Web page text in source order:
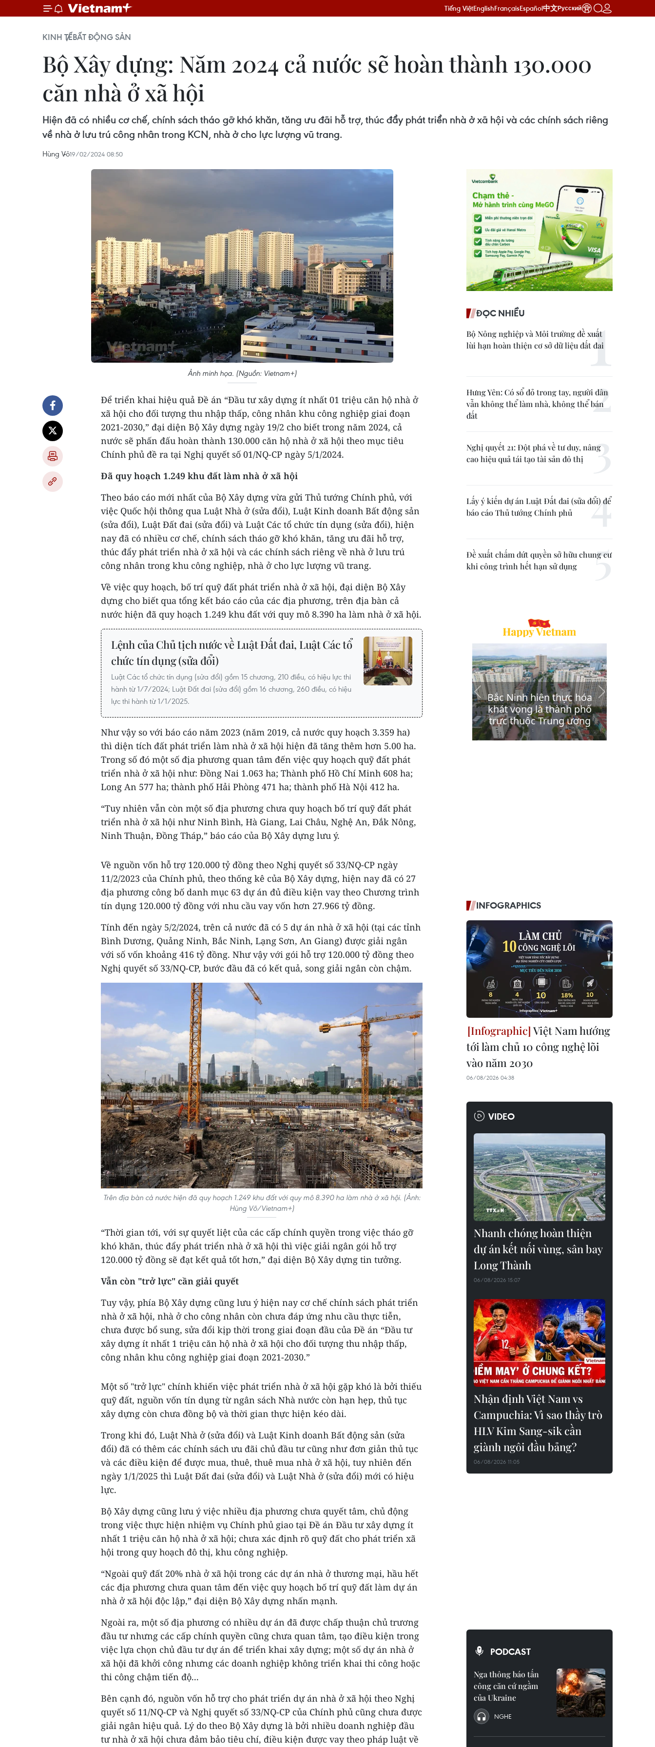
Tiếng ViệtEnglishFrançaisEspañol中文Русский
KINH TẾBẤT ĐỘNG SẢN
Bộ Xây dựng: Năm 2024 cả nước sẽ hoàn thành 130.000
căn nhà ở xã hội
Hiện đã có nhiều cơ chế, chính sách tháo gỡ khó khăn, tăng ưu đãi hỗ trợ, thúc đẩy phát triển nhà ở xã hội và các chính sách riêng
về nhà ở lưu trú công nhân trong KCN, nhà ở cho lực lượng vũ trang.
Hùng Võ19/02/2024 08:50
Ảnh minh họa. (Nguồn: Vietnam+)
Để triển khai hiệu quả Đề án “Đầu tư xây dựng ít nhất 01 triệu căn hộ nhà ở
xã hội cho đối tượng thu nhập thấp, công nhân khu công nghiệp giai đoạn
2021-2030,” đại diện Bộ Xây dựng ngày 19/2 cho biết trong năm 2024, cả
nước sẽ phấn đấu hoàn thành 130.000 căn hộ nhà ở xã hội theo mục tiêu
Chính phủ đề ra tại Nghị quyết số 01/NQ-CP ngày 5/1/2024.
Đã quy hoạch 1.249 khu đất làm nhà ở xã hội
Theo báo cáo mới nhất của Bộ Xây dựng vừa gửi Thủ tướng Chính phủ, với
việc Quốc hội thông qua Luật Nhà ở (sửa đổi), Luật Kinh doanh Bất động sản
(sửa đổi), Luật Đất đai (sửa đổi) và Luật Các tổ chức tín dụng (sửa đổi), hiện
nay đã có nhiều cơ chế, chính sách tháo gỡ khó khăn, tăng ưu đãi hỗ trợ,
thúc đẩy phát triển nhà ở xã hội và các chính sách riêng về nhà ở lưu trú
công nhân trong khu công nghiệp, nhà ở cho lực lượng vũ trang.
Về việc quy hoạch, bố trí quỹ đất phát triển nhà ở xã hội, đại diện Bộ Xây
dựng cho biết qua tổng kết báo cáo của các địa phương, trên địa bàn cả
nước hiện đã quy hoạch 1.249 khu đất với quy mô 8.390 ha làm nhà ở xã hội.
Lệnh của Chủ tịch nước về Luật Đất đai, Luật Các tổ
chức tín dụng (sửa đổi)
Luật Các tổ chức tín dụng (sửa đổi) gồm 15 chương, 210 điều, có hiệu lực thi
hành từ 1/7/2024; Luật Đất đai (sửa đổi) gồm 16 chương, 260 điều, có hiệu
lực thi hành từ 1/1/2025.
Như vậy so với báo cáo năm 2023 (năm 2019, cả nước quy hoạch 3.359 ha)
thì diện tích đất phát triển làm nhà ở xã hội hiện đã tăng thêm hơn 5.00 ha.
Trong số đó một số địa phương quan tâm đến việc quy hoạch quỹ đất phát
triển nhà ở xã hội như: Đồng Nai 1.063 ha; Thành phố Hồ Chí Minh 608 ha;
Long An 577 ha; thành phố Hải Phòng 471 ha; thành phố Hà Nội 412 ha.
“Tuy nhiên vẫn còn một số địa phương chưa quy hoạch bố trí quỹ đất phát
triển nhà ở xã hội như Ninh Bình, Hà Giang, Lai Châu, Nghệ An, Đắk Nông,
Ninh Thuận, Đồng Tháp,” báo cáo của Bộ Xây dựng lưu ý.
Về nguồn vốn hỗ trợ 120.000 tỷ đồng theo Nghị quyết số 33/NQ-CP ngày
11/2/2023 của Chính phủ, theo thống kê của Bộ Xây dựng, hiện nay đã có 27
địa phương công bố danh mục 63 dự án đủ điều kiện vay theo Chương trình
tín dụng 120.000 tỷ đồng với nhu cầu vay vốn hơn 27.966 tỷ đồng.
Tính đến ngày 5/2/2024, trên cả nước đã có 5 dự án nhà ở xã hội (tại các tỉnh
Bình Dương, Quảng Ninh, Bắc Ninh, Lạng Sơn, An Giang) được giải ngân
với số vốn khoảng 416 tỷ đồng. Như vậy với gói hỗ trợ 120.000 tỷ đồng theo
Nghị quyết số 33/NQ-CP, bước đầu đã có kết quả, song giải ngân còn chậm.
Trên địa bàn cả nước hiện đã quy hoạch 1.249 khu đất với quy mô 8.390 ha làm nhà ở xã hội. (Ảnh:
Hùng Võ/Vietnam+)
“Thời gian tới, với sự quyết liệt của các cấp chính quyền trong việc tháo gỡ
khó khăn, thúc đẩy phát triển nhà ở xã hội thì việc giải ngân gói hỗ trợ
120.000 tỷ đồng sẽ đạt kết quả tốt hơn,” đại diện Bộ Xây dựng tin tưởng.
Vẫn còn "trở lực" cần giải quyết
Tuy vậy, phía Bộ Xây dựng cũng lưu ý hiện nay cơ chế chính sách phát triển
nhà ở xã hội, nhà ở cho công nhân còn chưa đáp ứng nhu cầu thực tiễn,
chưa được bổ sung, sửa đổi kịp thời trong giai đoạn đầu của Đề án “Đầu tư
xây dựng ít nhất 1 triệu căn hộ nhà ở xã hội cho đối tượng thu nhập thấp,
công nhân khu công nghiệp giai đoạn 2021-2030.”
Một số "trở lực" chính khiến việc phát triển nhà ở xã hội gặp khó là bởi thiếu
quỹ đất, nguồn vốn tín dụng từ ngân sách Nhà nước còn hạn hẹp, thủ tục
xây dựng còn chưa đồng bộ và thời gian thực hiện kéo dài.
Trong khi đó, Luật Nhà ở (sửa đổi) và Luật Kinh doanh Bất động sản (sửa
đổi) đã có thêm các chính sách ưu đãi chủ đầu tư cũng như đơn giản thủ tục
và các điều kiện để được mua, thuê, thuê mua nhà ở xã hội, tuy nhiên đến
ngày 1/1/2025 thì Luật Đất đai (sửa đổi) và Luật Nhà ở (sửa đổi) mới có hiệu
lực.
Bộ Xây dựng cũng lưu ý việc nhiều địa phương chưa quyết tâm, chủ động
trong việc thực hiện nhiệm vụ Chính phủ giao tại Đề án Đầu tư xây dựng ít
nhất 1 triệu căn hộ nhà ở xã hội; chưa xác định rõ quỹ đất cho phát triển xã
hội trong quy hoạch đô thị, khu công nghiệp.
“Ngoài quỹ đất 20% nhà ở xã hội trong các dự án nhà ở thương mại, hầu hết
các địa phương chưa quan tâm đến việc quy hoạch bố trí quỹ đất làm dự án
nhà ở xã hội độc lập,” đại diện Bộ Xây dựng nhấn mạnh.
Ngoài ra, một số địa phương có nhiều dự án đã được chấp thuận chủ trương
đầu tư nhưng các cấp chính quyền cũng chưa quan tâm, tạo điều kiện trong
việc lựa chọn chủ đầu tư dự án để triển khai xây dựng; một số dự án nhà ở
xã hội đã khởi công nhưng các doanh nghiệp không triển khai thi công hoặc
thi công chậm tiến độ...
Bên cạnh đó, nguồn vốn hỗ trợ cho phát triển dự án nhà ở xã hội theo Nghị
quyết số 11/NQ-CP và Nghị quyết số 33/NQ-CP của Chính phủ cũng chưa được
giải ngân hiệu quả. Lý do theo Bộ Xây dựng là bởi nhiều doanh nghiệp đầu
tư nhà ở xã hội chưa đảm bảo tiêu chí, điều kiện được vay theo pháp luật về
ĐỌC NHIỀU
Bộ Nông nghiệp và Môi trường đề xuất
lùi hạn hoàn thiện cơ sở dữ liệu đất đai
Hưng Yên: Có sổ đỏ trong tay, người dân
vẫn không thể làm nhà, không thể bán
đất
Nghị quyết 21: Đột phá về tư duy, nâng
cao hiệu quả tái tạo tài sản đô thị
Lấy ý kiến dự án Luật Đất đai (sửa đổi) để
báo cáo Thủ tướng Chính phủ
Đề xuất chấm dứt quyền sở hữu chung cư
khi công trình hết hạn sử dụng
INFOGRAPHICS
Việt Nam hướng
tới làm chủ 10 công nghệ lõi
vào năm 2030
06/08/2026 04:38
VIDEO
Nhanh chóng hoàn thiện
dự án kết nối vùng, sân bay
Long Thành
06/08/2026 15:07
Nhận định Việt Nam vs
Campuchia: Vì sao thầy trò
HLV Kim Sang-sik cần
giành ngôi đầu bảng?
06/08/2026 11:05
PODCAST
Nga thông báo tấn
công căn cứ ngầm
của Ukraine
NGHE